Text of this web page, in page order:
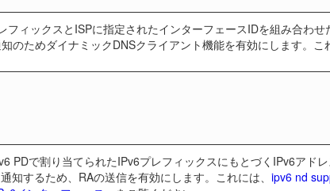
フィックスとISPに指定されたインターフェースIDを組み合わ
のためダイナミックDNSクライアント機能を有効にします。こ
PDで割り当てられたIPv6プレフィックスにもとづくIPv6アド
知するため、RAの送信を有効にします。これには、 ipv6 nd